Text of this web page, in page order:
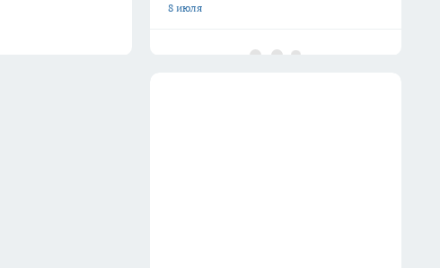
8 июля